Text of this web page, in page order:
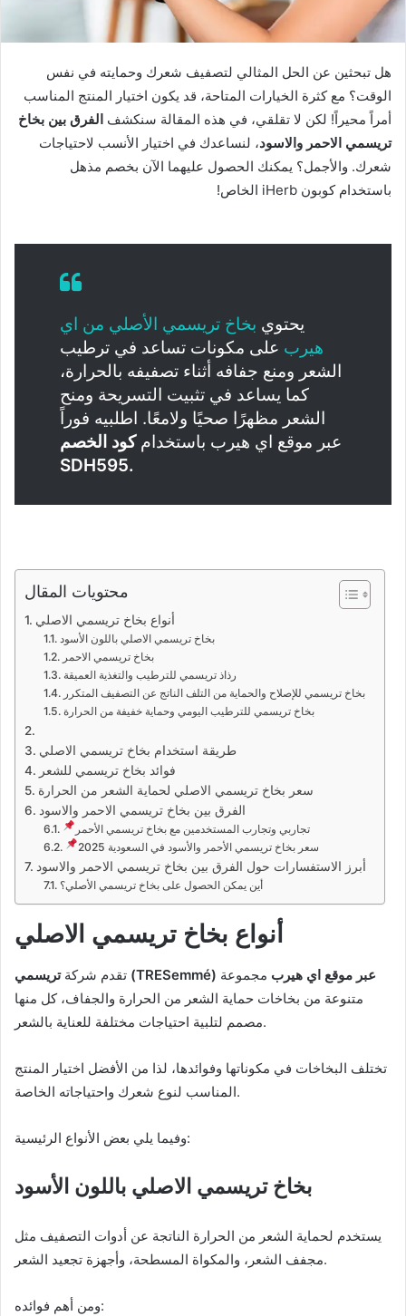
هل تبحثين عن الحل المثالي لتصفيف شعرك وحمايته في نفس
الوقت؟ مع كثرة الخيارات المتاحة، قد يكون اختيار المنتج المناسب
أمراً محيراً! لكن لا تقلقي، في هذه المقالة سنكشف الفرق بين بخاخ
تريسمي الاحمر والاسود، لنساعدك في اختيار الأنسب لاحتياجات
شعرك. والأجمل؟ يمكنك الحصول عليهما الآن بخصم مذهل
باستخدام كوبون iHerb الخاص!
يحتوي بخاخ تريسمي الأصلي من اي
هيرب على مكونات تساعد في ترطيب
الشعر ومنع جفافه أثناء تصفيفه بالحرارة،
كما يساعد في تثبيت التسريحة ومنح
الشعر مظهرًا صحيًا ولامعًا. اطلبيه فوراً
عبر موقع اي هيرب باستخدامكود الخصم
SDH595.
محتويات المقال
أنواع بخاخ تريسمي الاصلي
بخاخ تريسمي الاصلي باللون الأسود
بخاخ تريسمي الاحمر
رذاذ تريسمي للترطيب والتغذية العميقة
بخاخ تريسمي للإصلاح والحماية من التلف الناتج عن التصفيف المتكرر
بخاخ تريسمي للترطيب اليومي وحماية خفيفة من الحرارة
طريقة استخدام بخاخ تريسمي الاصلي
فوائد بخاخ تريسمي للشعر
سعر بخاخ تريسمي الاصلي لحماية الشعر من الحرارة
الفرق بين بخاخ تريسمي الاحمر والاسود
تجاربي وتجارب المستخدمين مع بخاخ تريسمي الأحمر
سعر بخاخ تريسمي الأحمر والأسود في السعودية 2025
أبرز الاستفسارات حول الفرق بين بخاخ تريسمي الاحمر والاسود
أين يمكن الحصول على بخاخ تريسمي الأصلي؟
أنواع بخاخ تريسمي الاصلي
تقدم شركة تريسمي (TRESemmé) عبر موقع اي هيرب مجموعة
متنوعة من بخاخات حماية الشعر من الحرارة والجفاف، كل منها
مصمم لتلبية احتياجات مختلفة للعناية بالشعر.
تختلف البخاخات في مكوناتها وفوائدها، لذا من الأفضل اختيار المنتج
المناسب لنوع شعرك واحتياجاته الخاصة.
وفيما يلي بعض الأنواع الرئيسية:
بخاخ تريسمي الاصلي باللون الأسود
يستخدم لحماية الشعر من الحرارة الناتجة عن أدوات التصفيف مثل
مجفف الشعر، والمكواة المسطحة، وأجهزة تجعيد الشعر.
ومن أهم فوائده: